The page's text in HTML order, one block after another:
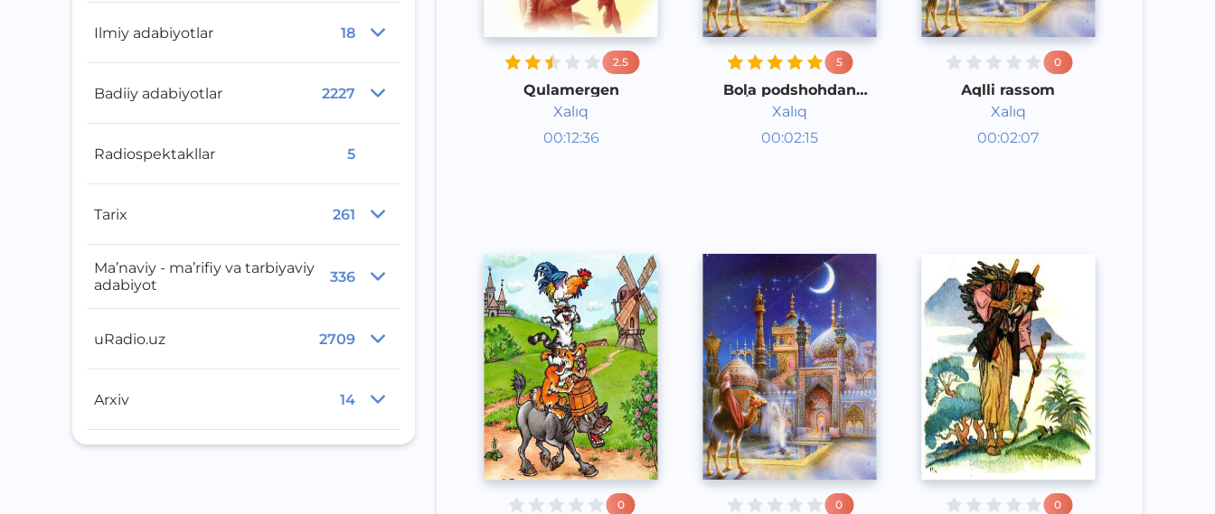
Ilmiy adabiyotlar 18
Badiiy adabiyotlar 2227
Radiospektakllar 5
Tarix 261
Ma’naviy - ma’rifiy va tarbiyaviy
adabiyot
336
uRadio.uz 2709
Arxiv 14
2.5
Qulamergen
Xalıq
00:12:36
Audioertaklar
5
Bola podshohdan
koʻra qudratliroq
Xalıq
00:02:15
Audioertaklar
0
Aqlli rassom
Xalıq
00:02:07
Audioertaklar
0 0 0